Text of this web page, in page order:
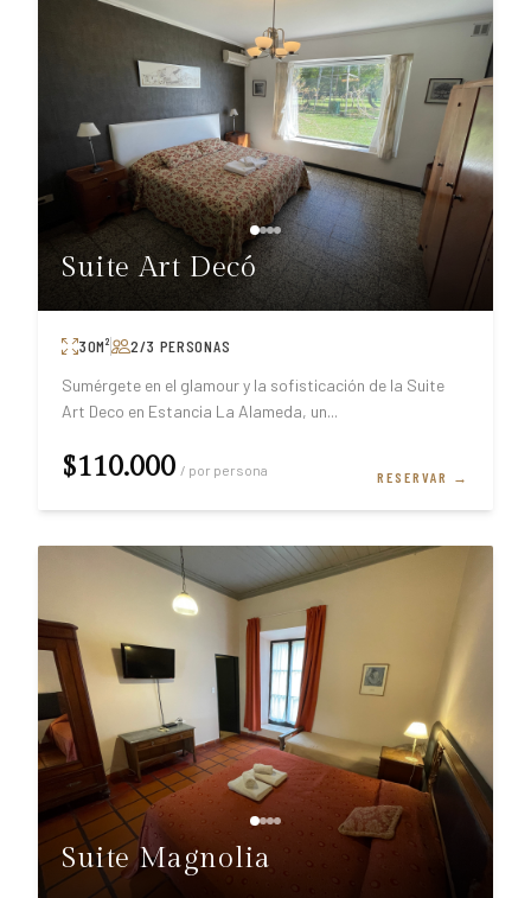
Suite Art Decó
30M² 2/3 PERSONAS
Sumérgete en el glamour y la sofisticación de la Suite
Art Deco en Estancia La Alameda, un...
$110.000 / por persona RESERVAR →
Suite Magnolia